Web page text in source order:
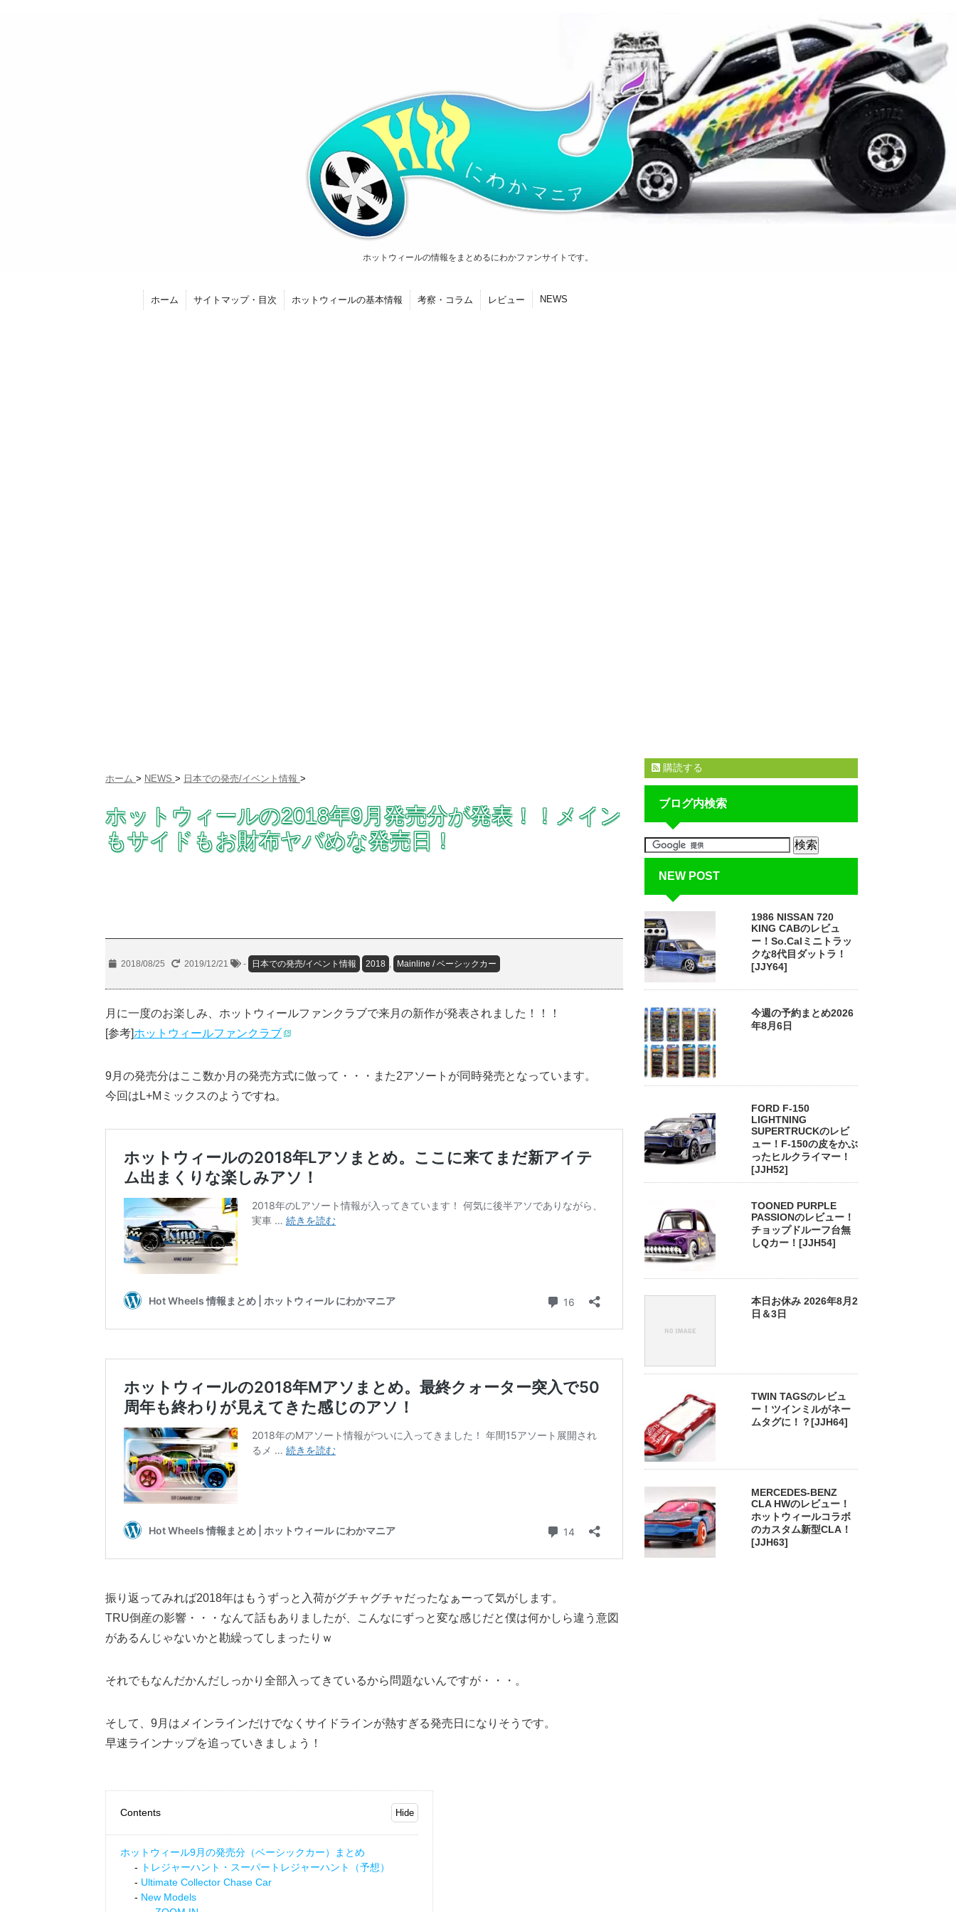
ホットウィールの情報をまとめるにわかファンサイトです。
ホーム サイトマップ・目次 ホットウィールの基本情報 考察・コラム レビュー NEWS
ホーム > NEWS > 日本での発売/イベント情報 >
ホットウィールの2018年9月発売分が発表！！メイン
もサイドもお財布ヤバめな発売日！
2018/08/25 2019/12/21 - 日本での発売/イベント情報 2018 , Mainline / ベーシックカー
月に一度のお楽しみ、ホットウィールファンクラブで来月の新作が発表されました！！！
[参考]ホットウィールファンクラブ
9月の発売分はここ数か月の発売方式に倣って・・・また2アソートが同時発売となっています。
今回はL+Mミックスのようですね。
振り返ってみれば2018年はもうずっと入荷がグチャグチャだったなぁーって気がします。
TRU倒産の影響・・・なんて話もありましたが、こんなにずっと変な感じだと僕は何かしら違う意図
があるんじゃないかと勘繰ってしまったりｗ
それでもなんだかんだしっかり全部入ってきているから問題ないんですが・・・。
そして、9月はメインラインだけでなくサイドラインが熱すぎる発売日になりそうです。
早速ラインナップを追っていきましょう！
Contents
ホットウィール9月の発売分（ベーシックカー）まとめ
トレジャーハント・スーパートレジャーハント（予想）
Ultimate Collector Chase Car
New Models
購読する
ブログ内検索
NEW POST
1986 NISSAN 720
KING CABのレビュ
ー！So.Calミニトラッ
クな8代目ダットラ！
[JJY64]
今週の予約まとめ2026
年8月6日
FORD F-150
LIGHTNING
SUPERTRUCKのレビ
ュー！F-150の皮をかぶ
ったヒルクライマー！
[JJH52]
TOONED PURPLE
PASSIONのレビュー！
チョップドルーフ台無
しQカー！[JJH54]
本日お休み 2026年8月2
日＆3日
TWIN TAGSのレビュ
ー！ツインミルがネー
ムタグに！？[JJH64]
MERCEDES-BENZ
CLA HWのレビュー！
ホットウィールコラボ
のカスタム新型CLA！
[JJH63]